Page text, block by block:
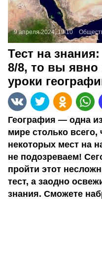
9 апреля 2024, 19:10
Тест на
8/8, то вы явно
уроки
География — одна
мире столько
некоторых мест на
не подозреваем!
пройти этот
тест, а заодно
знания. Сможете